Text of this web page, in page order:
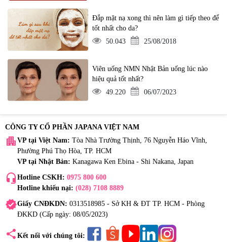
Đắp mặt nạ xong thì nên làm gì tiếp theo để
tốt nhất cho da?
50.043
25/08/2018
Viên uống NMN Nhật Bản uống lúc nào
hiệu quả tốt nhất?
49.220
06/07/2023
CÔNG TY CỔ PHẦN JAPANA VIỆT NAM
apartment VP tại Việt Nam: Tòa Nhà Trường Thịnh, 76 Nguyễn Háo Vĩnh,
Phường Phú Thọ Hòa, TP. HCM
VP tại Nhật Bản: Kanagawa Ken Ebina - Shi Nakana, Japan
headset_mic Hotline CSKH: 0975 800 600
Hotline khiếu nại: (028) 7108 8889
verifiedGiấy CNĐKDN: 0313518985 - Sở KH & ĐT TP. HCM - Phòng
ĐKKD (Cấp ngày: 08/05/2023)
share Kết nối với chúng tôi: